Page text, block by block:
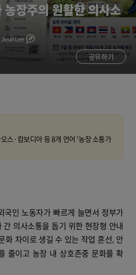
장주의 원활한 의사소
Jieun Lee
공유하기
스·캄보디아 등 8개 언어 '농장 소통가
국인 노동자가 빠르게 늘면서 정부가
의사소통을 돕기 위한 현장형 안내
화 차이로 생길 수 있는 작업 혼선, 안
줄이고 농장 내 상호존중 문화를 확